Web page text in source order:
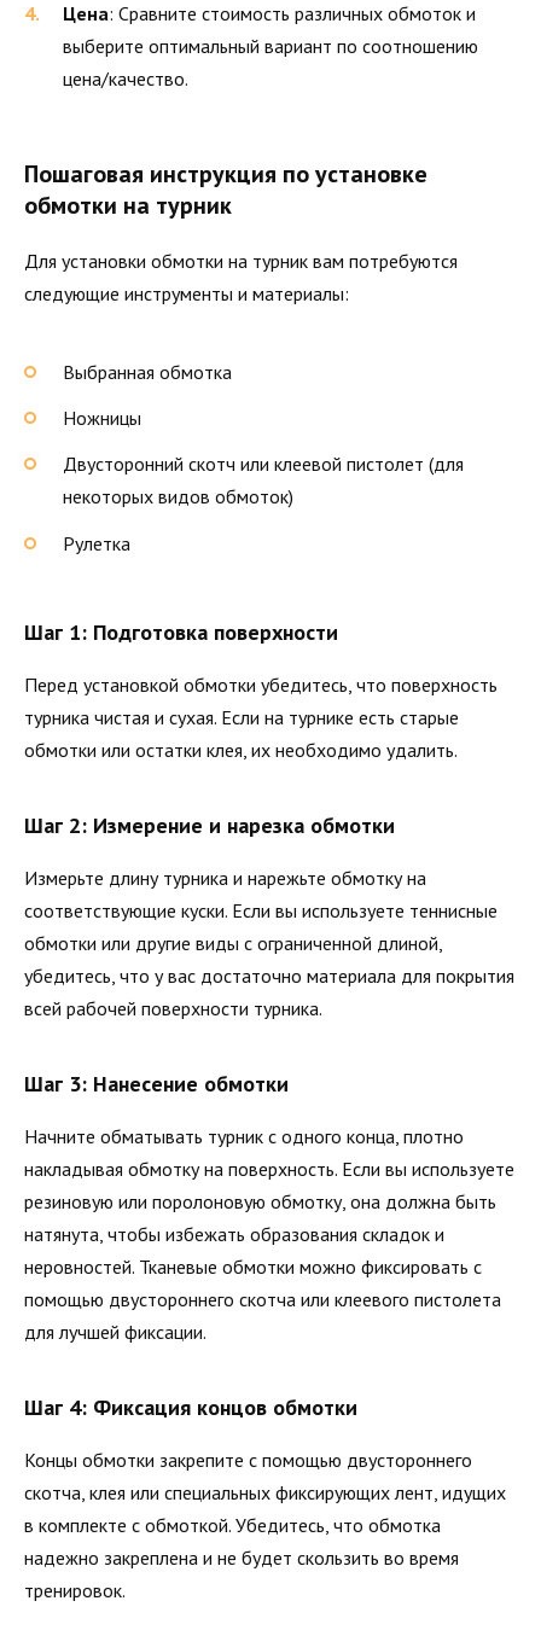
Цена: Сравните стоимость различных обмоток и
выберите оптимальный вариант по соотношению
цена/качество.
Пошаговая инструкция по установке
обмотки на турник
Для установки обмотки на турник вам потребуются
следующие инструменты и материалы:
Выбранная обмотка
Ножницы
Двусторонний скотч или клеевой пистолет (для
некоторых видов обмоток)
Рулетка
Шаг 1: Подготовка поверхности
Перед установкой обмотки убедитесь, что поверхность
турника чистая и сухая. Если на турнике есть старые
обмотки или остатки клея, их необходимо удалить.
Шаг 2: Измерение и нарезка обмотки
Измерьте длину турника и нарежьте обмотку на
соответствующие куски. Если вы используете теннисные
обмотки или другие виды с ограниченной длиной,
убедитесь, что у вас достаточно материала для покрытия
всей рабочей поверхности турника.
Шаг 3: Нанесение обмотки
Начните обматывать турник с одного конца, плотно
накладывая обмотку на поверхность. Если вы используете
резиновую или поролоновую обмотку, она должна быть
натянута, чтобы избежать образования складок и
неровностей. Тканевые обмотки можно фиксировать с
помощью двустороннего скотча или клеевого пистолета
для лучшей фиксации.
Шаг 4: Фиксация концов обмотки
Концы обмотки закрепите с помощью двустороннего
скотча, клея или специальных фиксирующих лент, идущих
в комплекте с обмоткой. Убедитесь, что обмотка
надежно закреплена и не будет скользить во время
тренировок.